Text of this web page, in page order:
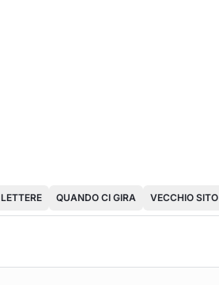
LETTERE QUANDO CI GIRA VECCHIO SITO